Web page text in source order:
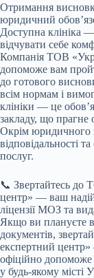
Отримання
юридичний
Доступна клініка
відчувати себе
Компанія ТОВ
допоможе вам
до готового
всім нормам і
клініки — це
закладу, що прагне
Окрім юридичного
відповідальності
послуг.
📞 Звертайтесь до
центр» — ваш
ліцензії МОЗ та
Якщо ви плануєте
документів,
експертний
офіційно допоможе
у будь-якому місті